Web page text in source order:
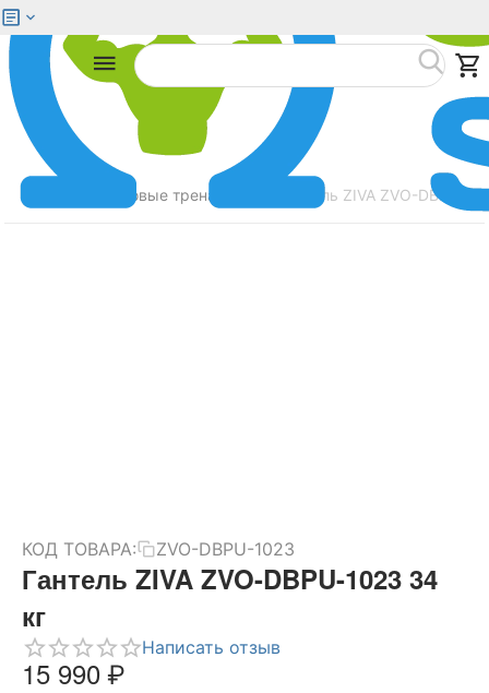
Силовые тренажеры Гантель ZIVA ZVO-DBPU-
КОД ТОВАРА: ZVO-DBPU-1023
Гантель ZIVA ZVO-DBPU-1023 34
кг
Написать отзыв
15 990₽
Меню Найти